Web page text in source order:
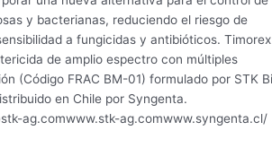
y bacterianas, reduciendo el riesgo de
a fungicidas y antibióticos. Timorex
de amplio espectro con múltiples
(Código FRAC BM-01) formulado por STK
en Chile por Syngenta.
ag.comwww.stk-ag.comwww.syngenta.cl/